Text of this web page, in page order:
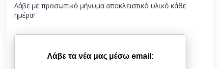
Λάβε με προσωπικό μήνυμα αποκλειστικό υλικό κάθε
ημέρα!
Λάβε τα νέα μας μέσω email: